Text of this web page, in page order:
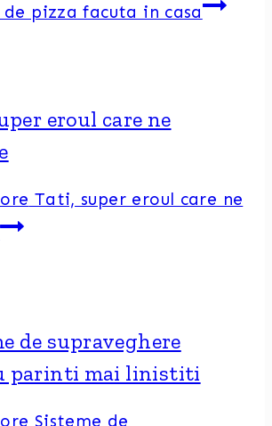
de pizza facuta in casa
eroul care ne
Tati, super eroul care ne
de supraveghere
parinti mai linistiti
Sisteme de